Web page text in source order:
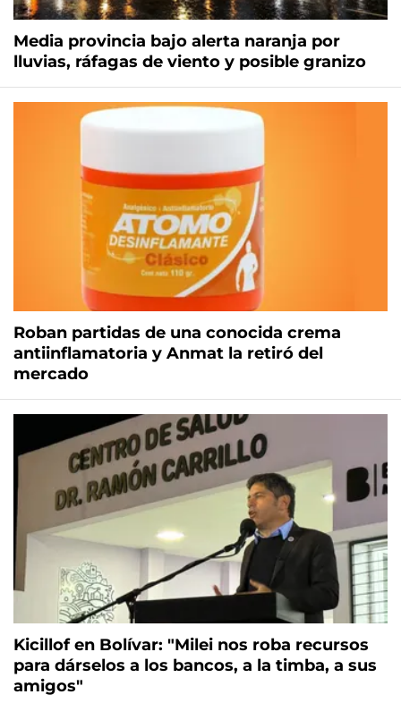
Media provincia bajo alerta naranja por
lluvias, ráfagas de viento y posible granizo
Roban partidas de una conocida crema
antiinflamatoria y Anmat la retiró del
mercado
Kicillof en Bolívar: "Milei nos roba recursos
para dárselos a los bancos, a la timba, a sus
amigos"